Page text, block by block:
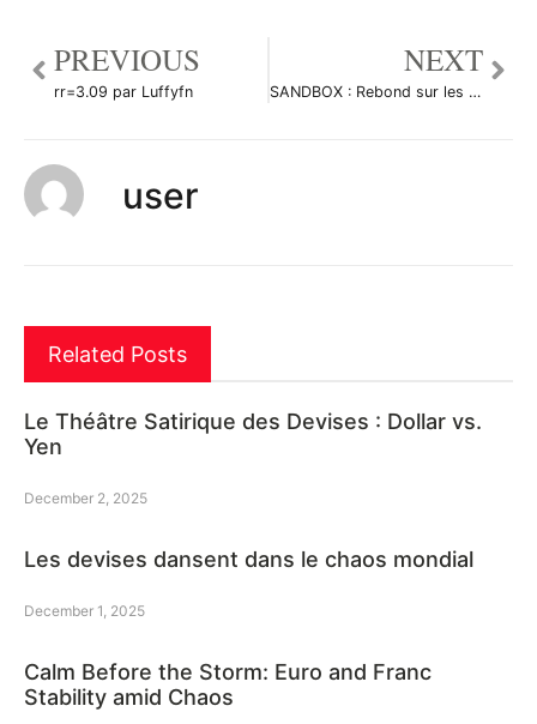
PREVIOUS
rr=3.09 par Luffyfn
NEXT
SANDBOX : Rebond sur les 38,2% par Le_Boa
user
Related Posts
Le Théâtre Satirique des Devises : Dollar vs.
Yen
December 2, 2025
Les devises dansent dans le chaos mondial
December 1, 2025
Calm Before the Storm: Euro and Franc
Stability amid Chaos